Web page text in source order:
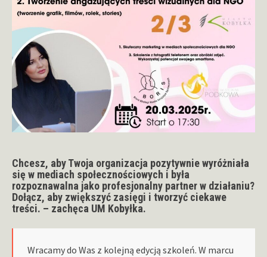
Chcesz, aby Twoja organizacja pozytywnie wyróżniała
się w mediach społecznościowych i była
rozpoznawalna jako profesjonalny partner w działaniu?
Dołącz, aby zwiększyć zasięgi i tworzyć ciekawe
treści. – zachęca UM Kobyłka.
Wracamy do Was z kolejną edycją szkoleń. W marcu